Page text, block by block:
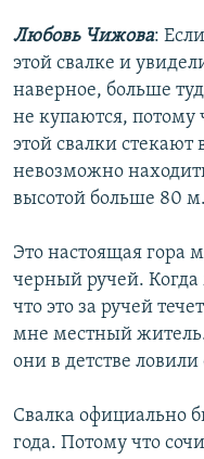
Любовь Чижова:
этой свалке и
наверное, больше
не купаются, потому
этой свалки
невозможно
высотой больше 80 м.
Это настоящая гора
черный ручей.
что это за ручей
мне местный
они в детстве ловили
Свалка официально
года. Потому что